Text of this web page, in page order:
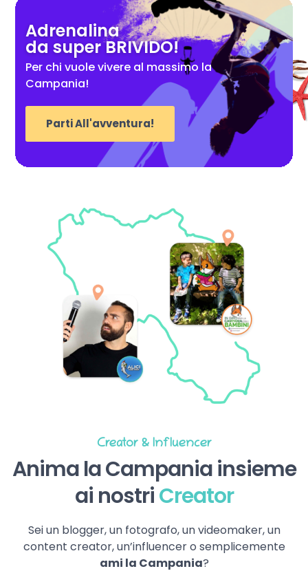
Adrenalina
da super BRIVIDO!
Per chi vuole vivere al massimo la
Campania!
Parti All'avventura!
Creator & Influencer
Anima la Campania insieme
ai nostriCreator
Sei un blogger, un fotografo, un videomaker, un
content creator, un’influencer o semplicemente
ami la Campania?